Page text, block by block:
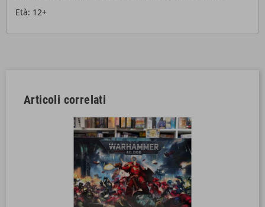
Età: 12+
Articoli correlati